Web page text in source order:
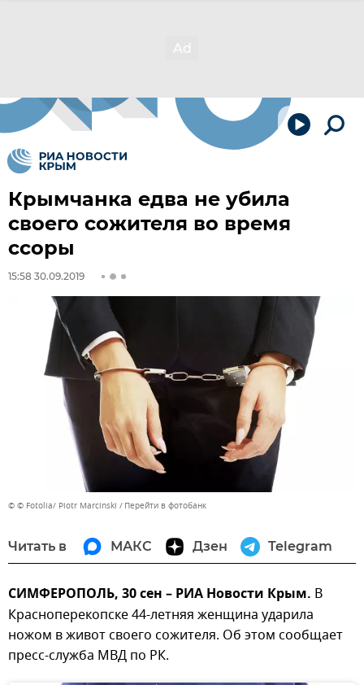
Крымчанка едва не убила
своего сожителя во время
ссоры
15:58 30.09.2019
© © Fotolia/ Piotr Marcinski Перейти в фотобанк
Читать в МАКС Дзен Telegram
СИМФЕРОПОЛЬ, 30 сен – РИА Новости Крым. В
Красноперекопске 44-летняя женщина ударила
ножом в живот своего сожителя. Об этом сообщает
пресс-служба МВД по РК.